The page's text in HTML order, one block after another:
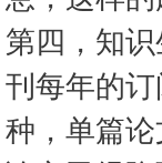
第四，知
刊每年的
种，单篇